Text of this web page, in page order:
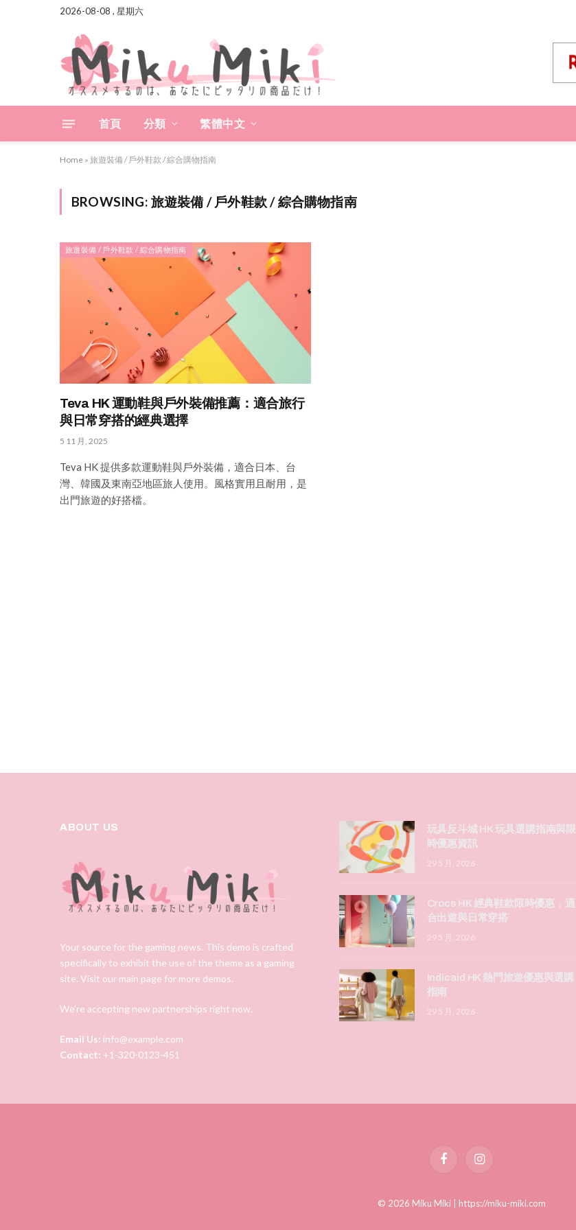
2026-08-08 , 星期六
首頁 分類 繁體中文
Home » 旅遊裝備 / 戶外鞋款 / 綜合購物指南
BROWSING: 旅遊裝備 / 戶外鞋款 / 綜合購物指南
旅遊裝備 / 戶外鞋款 / 綜合購物指南
Teva HK 運動鞋與戶外裝備推薦：適合旅行
與日常穿搭的經典選擇
5 11 月, 2025
Teva HK 提供多款運動鞋與戶外裝備，適合日本、台
灣、韓國及東南亞地區旅人使用。風格實用且耐用，是
出門旅遊的好搭檔。
ABOUT US
Your source for the gaming news. This demo is crafted
specifically to exhibit the use of the theme as a gaming
site. Visit our main page for more demos.
We're accepting new partnerships right now.
Email Us: info@example.com
Contact: +1-320-0123-451
玩具反斗城 HK 玩具選購指南與限
時優惠資訊
29 5 月, 2026
Crocs HK 經典鞋款限時優惠，適
合出遊與日常穿搭
29 5 月, 2026
Indicaid HK 熱門旅遊優惠與選購
指南
29 5 月, 2026
FacebookInstagram
© 2026 Miku Miki | https://miku-miki.com